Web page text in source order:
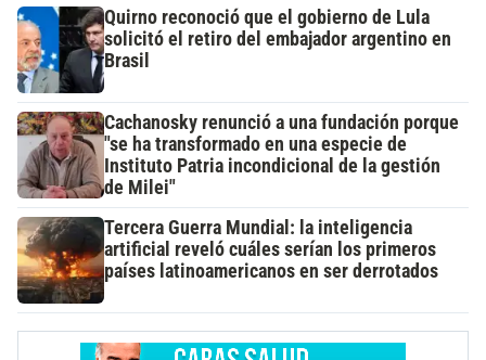
Quirno reconoció que el gobierno de Lula
solicitó el retiro del embajador argentino en
Brasil
Cachanosky renunció a una fundación porque
"se ha transformado en una especie de
Instituto Patria incondicional de la gestión
de Milei"
Tercera Guerra Mundial: la inteligencia
artificial reveló cuáles serían los primeros
países latinoamericanos en ser derrotados